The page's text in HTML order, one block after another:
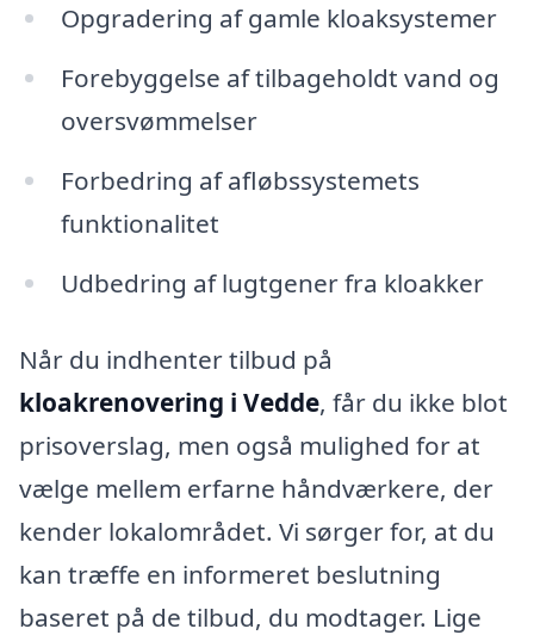
Opgradering af gamle kloaksystemer
Forebyggelse af tilbageholdt vand og
oversvømmelser
Forbedring af afløbssystemets
funktionalitet
Udbedring af lugtgener fra kloakker
Når du indhenter tilbud på
kloakrenovering i Vedde, får du ikke blot
prisoverslag, men også mulighed for at
vælge mellem erfarne håndværkere, der
kender lokalområdet. Vi sørger for, at du
kan træffe en informeret beslutning
baseret på de tilbud, du modtager. Lige